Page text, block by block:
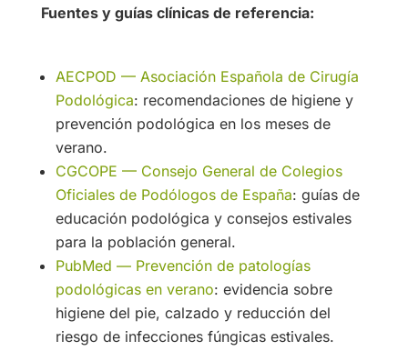
Fuentes y guías clínicas de referencia:
AECPOD — Asociación Española de Cirugía
Podológica: recomendaciones de higiene y
prevención podológica en los meses de
verano.
CGCOPE — Consejo General de Colegios
Oficiales de Podólogos de España: guías de
educación podológica y consejos estivales
para la población general.
PubMed — Prevención de patologías
podológicas en verano: evidencia sobre
higiene del pie, calzado y reducción del
riesgo de infecciones fúngicas estivales.